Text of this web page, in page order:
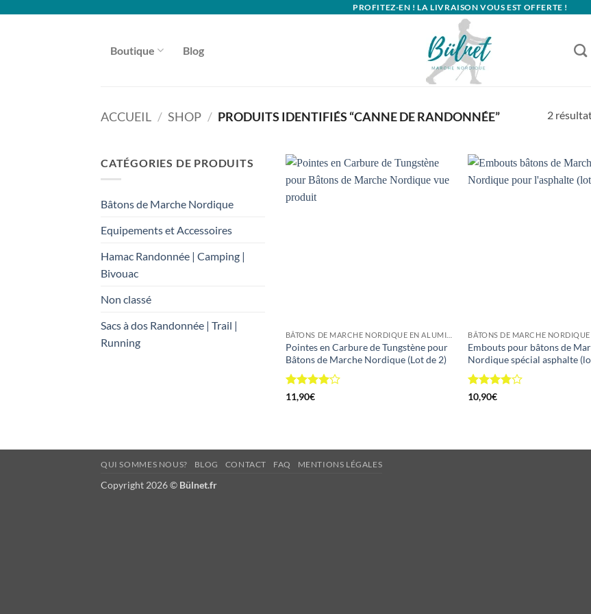
PROFITEZ-EN ! LA LIVRAISON VOUS EST OFFERTE !
Boutique Blog
ACCUEIL / SHOP / PRODUITS IDENTIFIÉS “CANNE DE RANDONNÉE” 2
CATÉGORIES DE PRODUITS
Bâtons de Marche Nordique
Equipements et Accessoires
Hamac Randonnée | Camping |
Bivouac
Non classé
Sacs à dos Randonnée | Trail |
Running
Pointes en Carbure de Tungstène pour
Bâtons de Marche Nordique (Lot de 2)
Note4
11,90€
Embouts pour bâtons de
Nordique spécial asphalte
Note
10,90€
QUI SOMMES NOUS? BLOG CONTACT FAQ MENTIONS LÉGALES
Copyright 2026 © Bülnet.fr